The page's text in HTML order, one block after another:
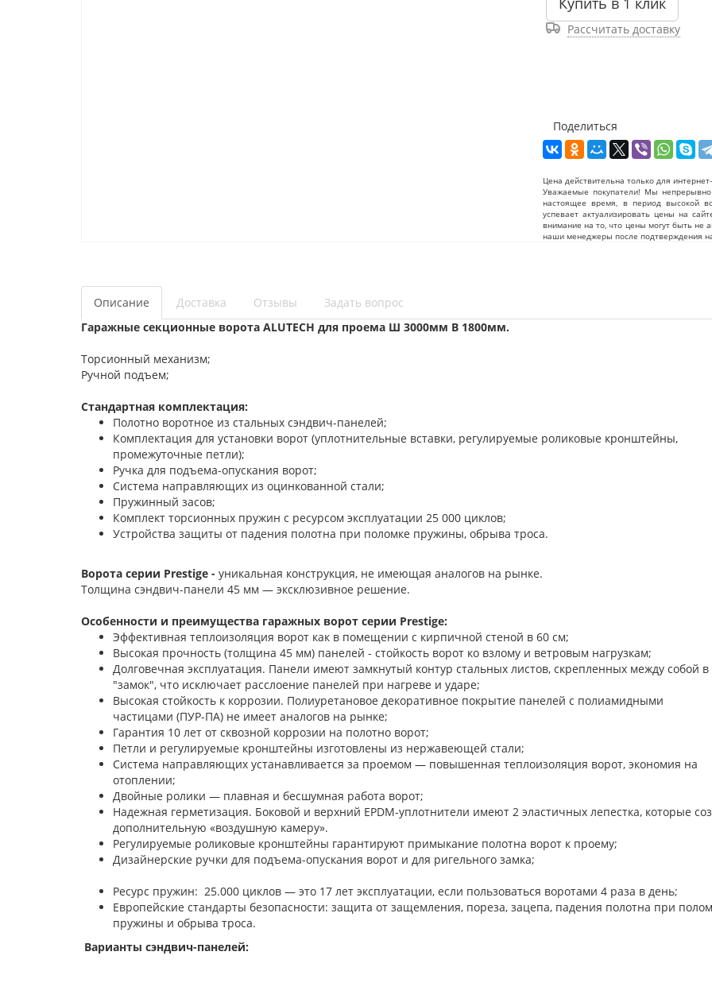
Рассчитать доставку
Поделиться
Цена действительна только для
Уважаемые покупатели! Мы
настоящее время, в период высокой
успевает актуализировать цены на
внимание на то, что цены могут быть не
наши менеджеры после подтверждения
Описание Доставка Отзывы
Задать вопрос
Гаражные секционные ворота ALUTECH для проема Ш 3000мм В 1800мм.
Торсионный механизм;
Ручной подъем;
Стандартная комплектация:
Полотно воротное из стальных сэндвич-панелей;
Комплектация для установки ворот (уплотнительные вставки, регулируемые роликовые кронштейны,
промежуточные петли);
Ручка для подъема-опускания ворот;
Система направляющих из оцинкованной стали;
Пружинный засов;
Комплект торсионных пружин с ресурсом эксплуатации 25 000 циклов;
Устройства защиты от падения полотна при поломке пружины, обрыва троса.
Ворота серии Prestige - уникальная конструкция, не имеющая аналогов на рынке.
Толщина сэндвич-панели 45 мм — эксклюзивное решение.
Особенности и преимущества гаражных ворот серии Prestige:
Эффективная теплоизоляция ворот как в помещении с кирпичной стеной в 60 см;
Высокая прочность (толщина 45 мм) панелей - стойкость ворот ко взлому и ветровым нагрузкам;
Долговечная эксплуатация. Панели имеют замкнутый контур стальных листов, скрепленных между собой в
"замок", что исключает расслоение панелей при нагреве и ударе;
Высокая стойкость к коррозии. Полиуретановое декоративное покрытие панелей с полиамидными
частицами (ПУР-ПА) не имеет аналогов на рынке;
Гарантия 10 лет от сквозной коррозии на полотно ворот;
Петли и регулируемые кронштейны изготовлены из нержавеющей стали;
Система направляющих устанавливается за проемом — повышенная теплоизоляция ворот, экономия на
отоплении;
Двойные ролики — плавная и бесшумная работа ворот;
Надежная герметизация. Боковой и верхний EPDM-уплотнители имеют 2 эластичных лепестка, которые
дополнительную «воздушную камеру».
Регулируемые роликовые кронштейны гарантируют примыкание полотна ворот к проему;
Дизайнерские ручки для подъема-опускания ворот и для ригельного
Ресурс пружин: 25.000 циклов — это 17 лет эксплуатации, если пользоваться воротами 4 раза в день;
Европейские стандарты безопасности: защита от защемления, пореза, зацепа, падения полотна при
пружины и обрыва троса.
Варианты сэндвич-панелей: